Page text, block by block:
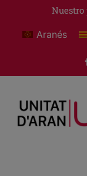
Nuestro
Aranés